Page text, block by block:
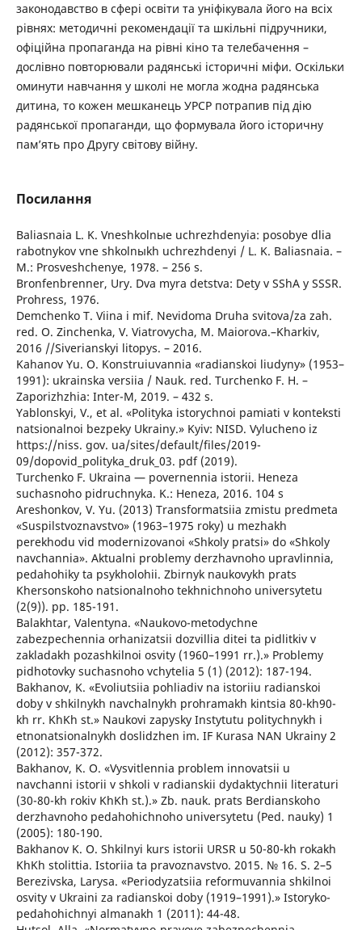
законодавство в сфері освіти та уніфікувала його на всіх
рівнях: методичні рекомендації та шкільні підручники,
офіційна пропаганда на рівні кіно та телебачення –
дослівно повторювали радянські історичні міфи. Оскільки
оминути навчання у школі не могла жодна радянська
дитина, то кожен мешканець УРСР потрапив під дію
радянської пропаганди, що формувала його історичну
пам’ять про Другу світову війну.
Посилання
Baliasnaia L. K. Vneshkolnыe uchrezhdenyia: posobye dlia
rabotnykov vne shkolnыkh uchrezhdenyi / L. K. Baliasnaia. –
M.: Prosveshchenye, 1978. – 256 s.
Bronfenbrenner, Ury. Dva myra detstva: Dety v SShA y SSSR.
Prohress, 1976.
Demchenko T. Viina i mif. Nevidoma Druha svitova/za zah.
red. O. Zinchenka, V. Viatrovycha, M. Maiorova.–Kharkiv,
2016 //Siverianskyi litopys. – 2016.
Kahanov Yu. O. Konstruiuvannia «radianskoi liudyny» (1953–
1991): ukrainska versiia / Nauk. red. Turchenko F. H. –
Zaporizhzhia: Inter-M, 2019. – 432 s.
Yablonskyi, V., et al. «Polityka istorychnoi pamiati v konteksti
natsionalnoi bezpeky Ukrainy.» Kyiv: NISD. Vylucheno iz
https://niss. gov. ua/sites/default/files/2019-
09/dopovid_polityka_druk_03. pdf (2019).
Turchenko F. Ukraina — povernennia istorii. Heneza
suchasnoho pidruchnyka. K.: Heneza, 2016. 104 s
Areshonkov, V. Yu. (2013) Transformatsiia zmistu predmeta
«Suspilstvoznavstvo» (1963–1975 roky) u mezhakh
perekhodu vid modernizovanoi «Shkoly pratsi» do «Shkoly
navchannia». Aktualni problemy derzhavnoho upravlinnia,
pedahohiky ta psykholohii. Zbirnyk naukovykh prats
Khersonskoho natsionalnoho tekhnichnoho universytetu
(2(9)). pp. 185-191.
Balakhtar, Valentyna. «Naukovo-metodychne
zabezpechennia orhanizatsii dozvillia ditei ta pidlitkiv v
zakladakh pozashkilnoi osvity (1960–1991 rr.).» Problemy
pidhotovky suchasnoho vchytelia 5 (1) (2012): 187-194.
Bakhanov, K. «Evoliutsiia pohliadiv na istoriiu radianskoi
doby v shkilnykh navchalnykh prohramakh kintsia 80-kh90-
kh rr. KhKh st.» Naukovi zapysky Instytutu politychnykh i
etnonatsionalnykh doslidzhen im. IF Kurasa NAN Ukrainy 2
(2012): 357-372.
Bakhanov, K. O. «Vysvitlennia problem innovatsii u
navchanni istorii v shkoli v radianskii dydaktychnii literaturi
(30-80-kh rokiv KhKh st.).» Zb. nauk. prats Berdianskoho
derzhavnoho pedahohichnoho universytetu (Ped. nauky) 1
(2005): 180-190.
Bakhanov K. O. Shkilnyi kurs istorii URSR u 50-80-kh rokakh
KhKh stolittia. Istoriia ta pravoznavstvo. 2015. № 16. S. 2–5
Berezivska, Larysa. «Periodyzatsiia reformuvannia shkilnoi
osvity v Ukraini za radianskoi doby (1919–1991).» Istoryko-
pedahohichnyi almanakh 1 (2011): 44-48.